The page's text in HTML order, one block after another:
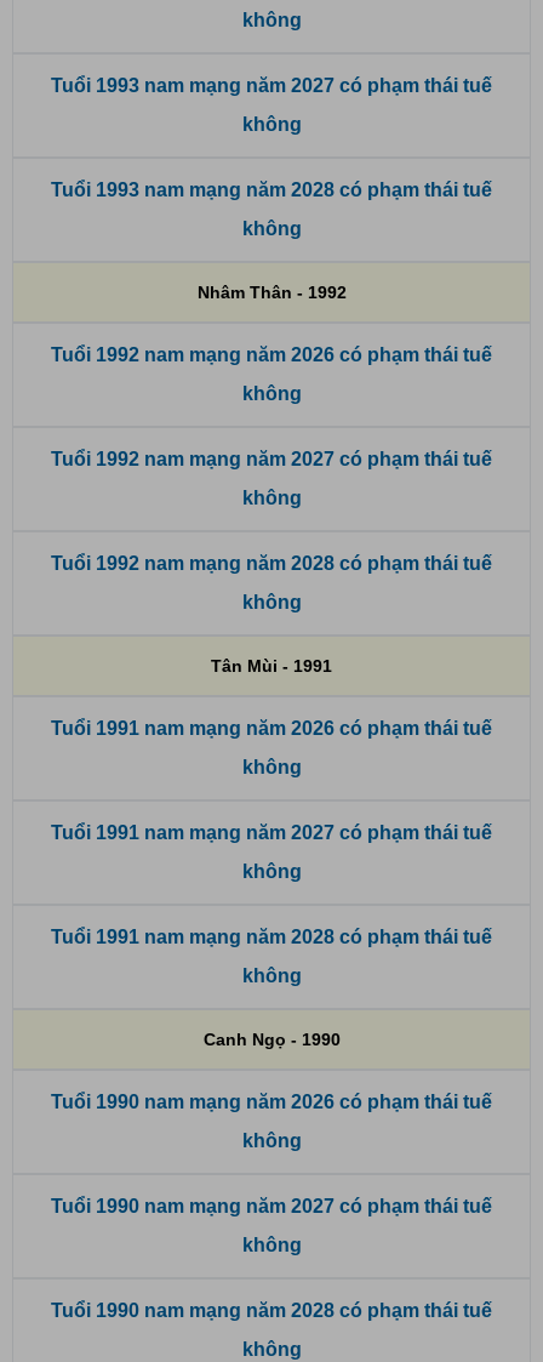
không
Tuổi 1993 nam mạng năm 2027 có phạm thái tuế
không
Tuổi 1993 nam mạng năm 2028 có phạm thái tuế
không
Nhâm Thân - 1992
Tuổi 1992 nam mạng năm 2026 có phạm thái tuế
không
Tuổi 1992 nam mạng năm 2027 có phạm thái tuế
không
Tuổi 1992 nam mạng năm 2028 có phạm thái tuế
không
Tân Mùi - 1991
Tuổi 1991 nam mạng năm 2026 có phạm thái tuế
không
Tuổi 1991 nam mạng năm 2027 có phạm thái tuế
không
Tuổi 1991 nam mạng năm 2028 có phạm thái tuế
không
Canh Ngọ - 1990
Tuổi 1990 nam mạng năm 2026 có phạm thái tuế
không
Tuổi 1990 nam mạng năm 2027 có phạm thái tuế
không
Tuổi 1990 nam mạng năm 2028 có phạm thái tuế
không